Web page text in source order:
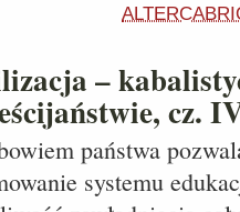
–
cz.
państwa
systemu